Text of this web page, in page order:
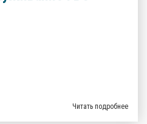
Читать подробнее